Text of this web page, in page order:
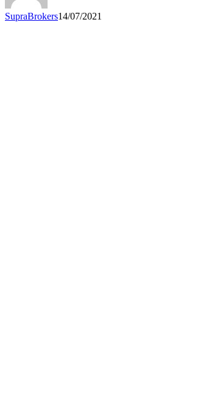
crisis?
SupraBrokers14/07/2021